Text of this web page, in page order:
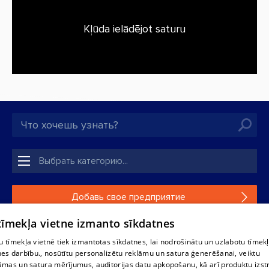
Kļūda ielādējot saturu
Добавь свое предприятие
Если твоего предприятия нет в нашей базе данных,
Полное или частичное распространение или копирование
vietne izmanto sīkdatnes
tīmekļa vietnē tiek izmantotas sīkdatnes, lai nodrošinātu un uzlabotu
darbību., nosūtītu personalizētu reklāmu un satura ģenerēšanai, veiktu
un satura mērījumus, auditorijas datu apkopošanu, kā arī produktu